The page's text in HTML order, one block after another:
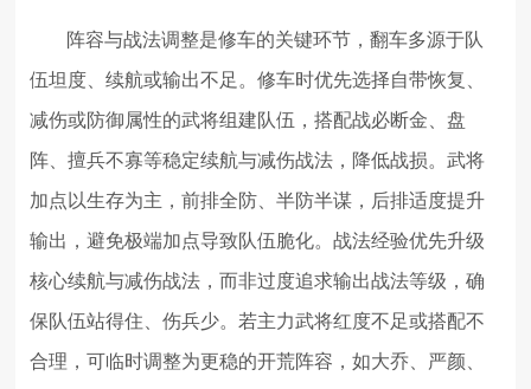
阵容与战法调整是修车的关键环节，翻车多源于队
伍坦度、续航或输出不足。修车时优先选择自带恢复、
减伤或防御属性的武将组建队伍，搭配战必断金、盘
阵、擅兵不寡等稳定续航与减伤战法，降低战损。武将
加点以生存为主，前排全防、半防半谋，后排适度提升
输出，避免极端加点导致队伍脆化。战法经验优先升级
核心续航与减伤战法，而非过度追求输出战法等级，确
保队伍站得住、伤兵少。若主力武将红度不足或搭配不
合理，可临时调整为更稳的开荒阵容，如大乔、严颜、